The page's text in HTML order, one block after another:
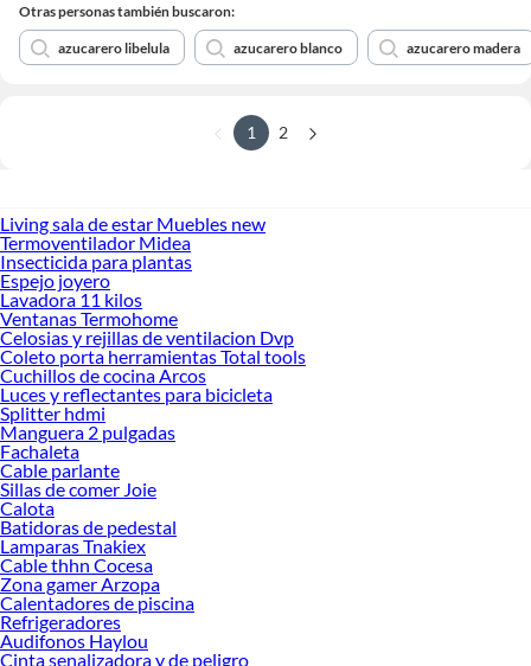
Otras personas también buscaron:
azucarero libelula azucarero blanco azucarero madera
1 2
Living sala de estar Muebles new
Termoventilador Midea
Insecticida para plantas
Espejo joyero
Lavadora 11 kilos
Ventanas Termohome
Celosias y rejillas de ventilacion Dvp
Coleto porta herramientas Total tools
Cuchillos de cocina Arcos
Luces y reflectantes para bicicleta
Splitter hdmi
Manguera 2 pulgadas
Fachaleta
Cable parlante
Sillas de comer Joie
Calota
Batidoras de pedestal
Lamparas Tnakiex
Cable thhn Cocesa
Zona gamer Arzopa
Calentadores de piscina
Refrigeradores
Audifonos Haylou
Cinta senalizadora y de peligro